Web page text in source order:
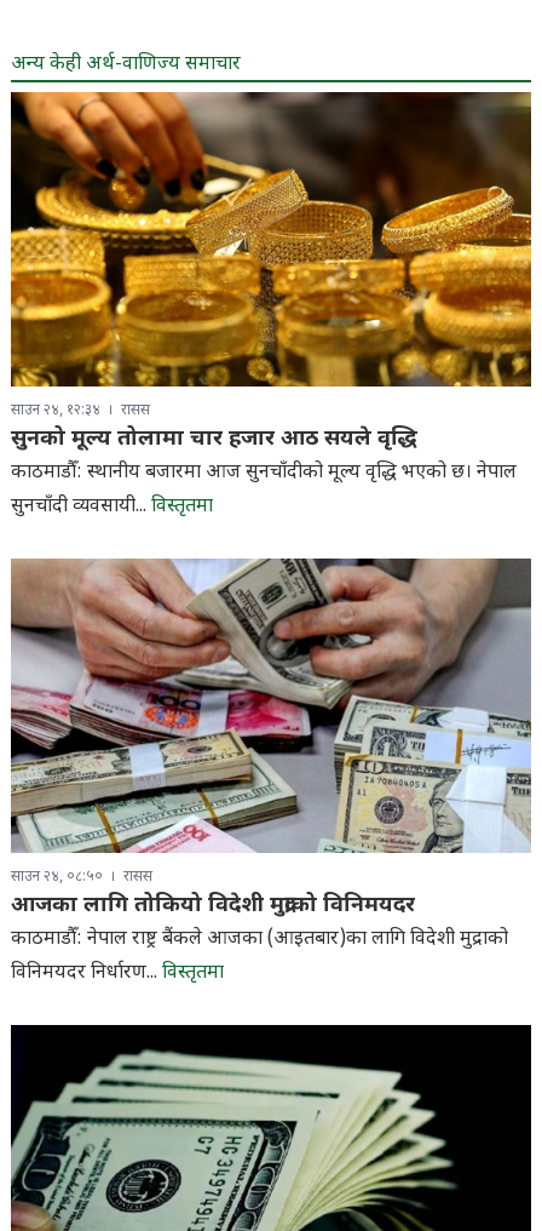
अन्य केही अर्थ-वाणिज्य समाचार
साउन २४, १२:३४ रासस
सुनको मूल्य तोलामा चार हजार आठ सयले वृद्धि
काठमाडौँ: स्थानीय बजारमा आज सुनचाँदीको मूल्य वृद्धि भएको छ। नेपाल
सुनचाँदी व्यवसायी... विस्तृतमा
साउन २४, ०८:५० रासस
आजका लागि तोकियो विदेशी मुद्राको विनिमयदर
काठमाडौँ: नेपाल राष्ट्र बैंकले आजका (आइतबार)का लागि विदेशी मुद्राको
विनिमयदर निर्धारण... विस्तृतमा